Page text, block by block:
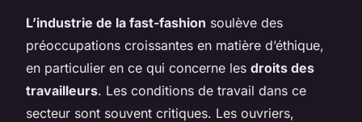
L’industrie de la fast-fashion soulève des
préoccupations croissantes en matière d’éthique,
en particulier en ce qui concerne les droits des
travailleurs. Les conditions de travail dans ce
secteur sont souvent critiques. Les ouvriers,